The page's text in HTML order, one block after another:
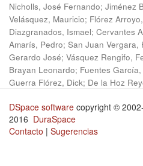
Nicholls, José Fernando; Jiménez
Velásquez, Mauricio; Flórez
Diazgranados, Ismael; Cervantes
Amarís, Pedro; San Juan Vergara,
Gerardo José; Vásquez Rengifo,
Brayan Leonardo; Fuentes
Guerra Flórez, Dick; De la Hoz
DSpace software copyright © 2002-
2016 DuraSpace
Contacto | Sugerencias